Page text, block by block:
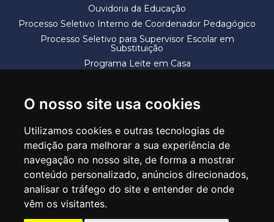
O nosso site usa cookies
Utilizamos cookies e outras tecnologias de
medição para melhorar a sua experiência de
navegação no nosso site, de forma a mostrar
conteúdo personalizado, anúncios direcionados,
analisar o tráfego do site e entender de onde
vêm os visitantes.
Ouvidoria da Educação
Processo Seletivo Interno de Coordenador Pedagógico
Processo Seletivo para Supervisor Escolar em
Substituição
Programa Leite em Casa
SECRETARIA DE EDUCAÇÃO
Rua Claudino Barbosa, 313 - Macedo - Guarulhos/SP CEP 07113-040
Central de Atendimento: *55 11 2475-7300